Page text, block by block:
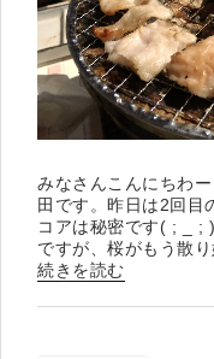
みなさんこんにちわ
田です。昨日は2回目
コアは秘密です( ; _ ;
ですが、桜がもう散
“リ
イ
続きを読む